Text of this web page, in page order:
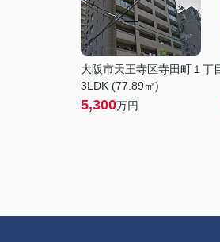
大阪市天王寺区寺田町１丁
3LDK (77.89㎡)
5,300万円